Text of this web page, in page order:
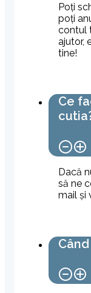
Poți
poți
contul
ajutor,
tine!
Ce
Dacă
să ne
mail și